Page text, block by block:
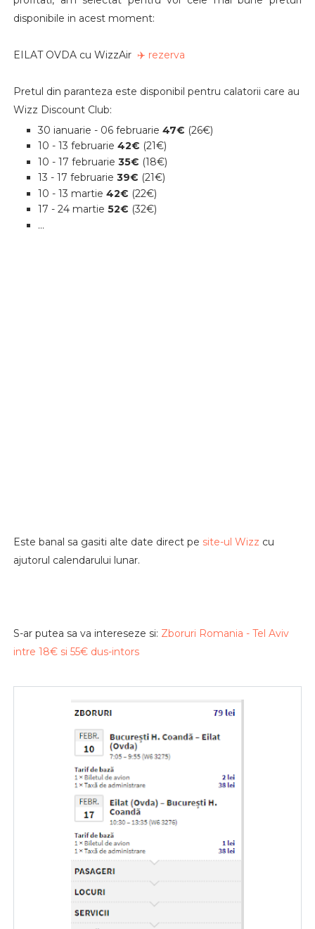
disponibile in acest moment:
EILAT OVDA cu WizzAir ✈️ rezerva
Pretul din paranteza este disponibil pentru calatorii care au
Wizz Discount Club:
30 ianuarie - 06 februarie 47€ (26€)
10 - 13 februarie 42€ (21€)
10 - 17 februarie 35€ (18€)
13 - 17 februarie 39€ (21€)
10 - 13 martie 42€ (22€)
17 - 24 martie 52€ (32€)
...
Este banal sa gasiti alte date direct pe site-ul Wizz cu
ajutorul calendarului lunar.
S-ar putea sa va intereseze si: Zboruri Romania - Tel Aviv
intre 18€ si 55€ dus-intors